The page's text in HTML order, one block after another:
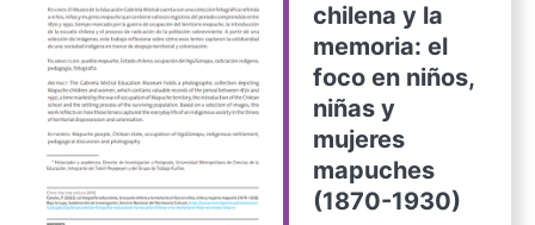
chilena y la
memoria: el
foco en niños,
niñas y
mujeres
mapuches
(1870-1930)